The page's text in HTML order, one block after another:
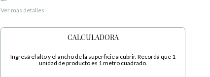
Ver más detalles
CALCULADORA
Ingresá el alto y el ancho de la superficie a cubrir. Recordá que 1
unidad de producto es 1 metro cuadrado.